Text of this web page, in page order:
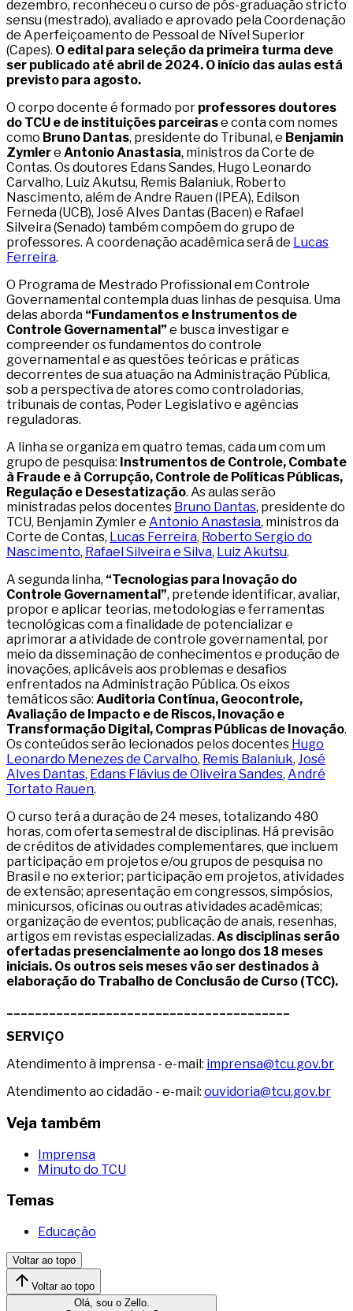
dezembro, reconheceu o curso de pós-graduação stricto
sensu (mestrado), avaliado e aprovado pela Coordenação
de Aperfeiçoamento de Pessoal de Nível Superior
(Capes). O edital para seleção da primeira turma deve
ser publicado até abril de 2024. O início das aulas está
previsto para agosto.
O corpo docente é formado por professores doutores
do TCU e de instituições parceirase conta com nomes
como Bruno Dantas, presidente do Tribunal, e Benjamin
Zymlere Antonio Anastasia, ministros da Corte de
Contas. Os doutores Edans Sandes, Hugo Leonardo
Carvalho, Luiz Akutsu, Remis Balaniuk, Roberto
Nascimento, além de Andre Rauen (IPEA), Edilson
Ferneda (UCB), José Alves Dantas (Bacen) e Rafael
Silveira (Senado) também compõem do grupo de
professores. A coordenação acadêmica será de Lucas
Ferreira.
O Programa de Mestrado Profissional em Controle
Governamental contempla duas linhas de pesquisa. Uma
delas aborda “Fundamentos e Instrumentos de
Controle Governamental” e busca investigar e
compreender os fundamentos do controle
governamental e as questões teóricas e práticas
decorrentes de sua atuação na Administração Pública,
sob a perspectiva de atores como controladorias,
tribunais de contas, Poder Legislativo e agências
reguladoras.
A linha se organiza em quatro temas, cada um com um
grupo de pesquisa: Instrumentos de Controle, Combate
à Fraude e à Corrupção, Controle de Políticas Públicas,
Regulação e Desestatização. As aulas serão
ministradas pelos docentes Bruno Dantas, presidente do
TCU, Benjamin Zymler e Antonio Anastasia, ministros da
Corte de Contas, Lucas Ferreira, Roberto Sergio do
Nascimento, Rafael Silveira e Silva, Luiz Akutsu.
A segunda linha, “Tecnologias para Inovação do
Controle Governamental”, pretende identificar, avaliar,
propor e aplicar teorias, metodologias e ferramentas
tecnológicas com a finalidade de potencializar e
aprimorar a atividade de controle governamental, por
meio da disseminação de conhecimentos e produção de
inovações, aplicáveis aos problemas e desafios
enfrentados na Administração Pública. Os eixos
temáticos são: Auditoria Contínua, Geocontrole,
Avaliação de Impacto e de Riscos, Inovação e
Transformação Digital, Compras Públicas de Inovação.
Os conteúdos serão lecionados pelos docentes Hugo
Leonardo Menezes de Carvalho, Remis Balaniuk, José
Alves Dantas, Edans Flávius de Oliveira Sandes, André
Tortato Rauen.
O curso terá a duração de 24 meses, totalizando 480
horas, com oferta semestral de disciplinas. Há previsão
de créditos de atividades complementares, que incluem
participação em projetos e/ou grupos de pesquisa no
Brasil e no exterior; participação em projetos, atividades
de extensão; apresentação em congressos, simpósios,
minicursos, oficinas ou outras atividades acadêmicas;
organização de eventos; publicação de anais, resenhas,
artigos em revistas especializadas. As disciplinas serão
ofertadas presencialmente ao longo dos 18 meses
iniciais. Os outros seis meses vão ser destinados à
elaboração do Trabalho de Conclusão de Curso (TCC).
SERVIÇO
Atendimento à imprensa - e-mail: imprensa@tcu.gov.br
Atendimento ao cidadão - e-mail: ouvidoria@tcu.gov.br
Veja também
Imprensa
Minuto do TCU
Temas
Educação
Voltar ao topo
Voltar ao topo
Olá, sou o Zello.